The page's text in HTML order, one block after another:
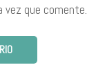
vez que comente.